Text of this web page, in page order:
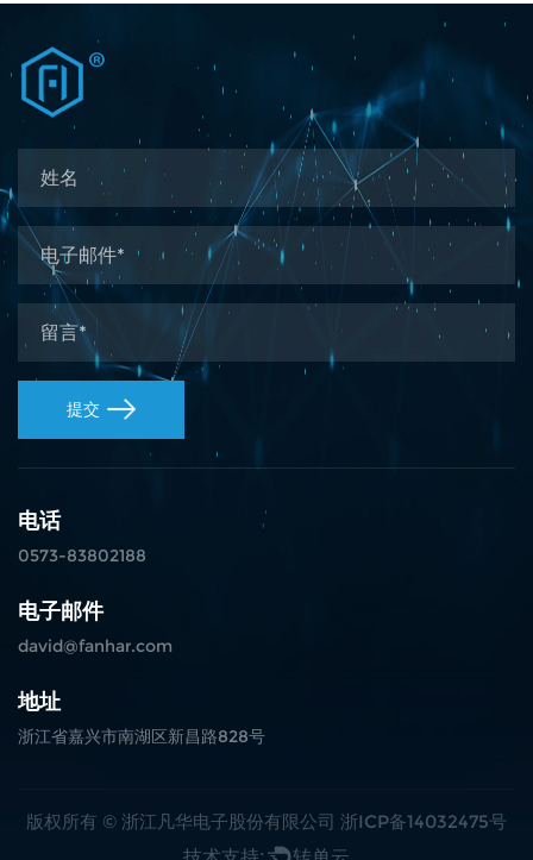
提交
电话
0573-83802188
电子邮件
david@fanhar.com
地址
浙江省嘉兴市南湖区新昌路828号
版权所有 © 浙江凡华电子股份有限公司 浙ICP备14032475号